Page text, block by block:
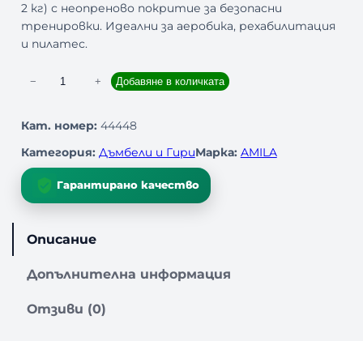
2 кг) с неопреново покритие за безопасни
тренировки. Идеални за аеробика, рехабилитация
и пилатес.
л
ч
е
с
т
о
и
− + Добавяне в количката
Кат. номер: 44448
Категория: Дъмбели и ГириМарка: AMILA
Гарантирано качество
Описание
Допълнителна информация
Отзиви (0)